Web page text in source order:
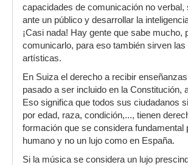
capacidades de comunicación no verbal,
ante un público y desarrollar la
¡Casi nada! Hay gente que sabe mucho,
comunicarlo, para eso también sirven las
artísticas.
En Suiza el derecho a recibir
pasado a ser incluido en la Constitución,
Eso significa que todos sus ciudadanos
por edad, raza, condición,..., tienen
formación que se considera fundamental
humano y no un lujo como en España.
Si la música se considera un lujo